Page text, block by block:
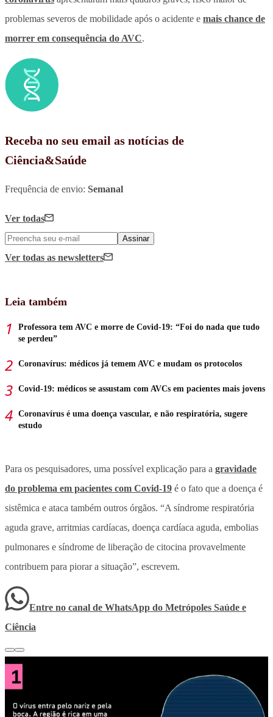
problemas severos de mobilidade após o acidente e mais chance de
morrer em consequência do AVC.
Receba no seu email as notícias de
Ciência&Saúde
Frequência de envio: Semanal
Ver todas
Assinar
Ver todas as newsletters
Leia também
Professora tem AVC e morre de Covid-19: “Foi do nada que tudo
se perdeu”
Coronavírus: médicos já temem AVC e mudam os protocolos
Covid-19: médicos se assustam com AVCs em pacientes mais jovens
Coronavírus é uma doença vascular, e não respiratória, sugere
estudo
Para os pesquisadores, uma possível explicação para a gravidade
do problema em pacientes com Covid-19 é o fato que a doença é
sistêmica e ataca também outros órgãos. “A síndrome respiratória
aguda grave, arritmias cardíacas, doença cardíaca aguda, embolias
pulmonares e síndrome de liberação de citocina provavelmente
contribuem para piorar a situação”, escrevem.
Entre no canal de WhatsApp do Metrópoles Saúde e
Ciência